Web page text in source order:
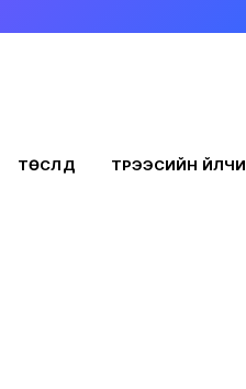
ТӨСЛҮҮД ТҮРЭЭСИЙН